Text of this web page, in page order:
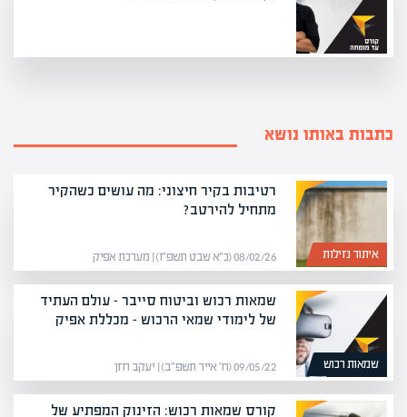
כתבות באותו נושא
איתור נזילות
רטיבות בקיר חיצוני: מה עושים כשהקיר
מתחיל להירטב?
08/02/26 (כ״א שבט תשפ״ו) | מערכת אפיק
שמאות רכוש
שמאות רכוש וביטוח סייבר – עולם העתיד
של לימודי שמאי הרכוש – מכללת אפיק
09/05/22 (ח׳ אייר תשפ״ב) | יעקב חזן
קורס שמאות רכוש: הזינוק המפתיע של